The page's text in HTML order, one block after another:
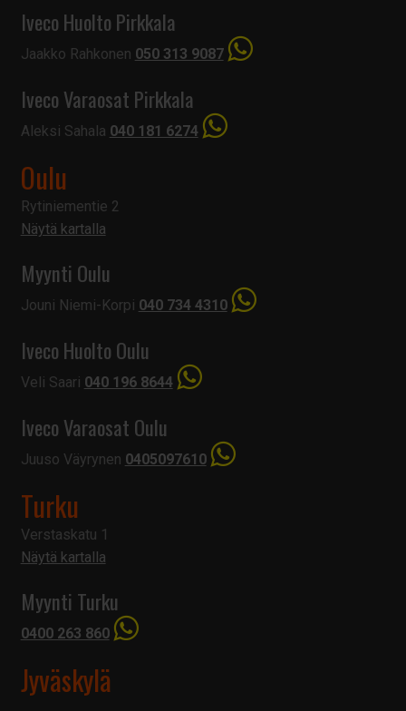
Iveco Huolto Pirkkala
Jaakko Rahkonen 050 313 9087
Iveco Varaosat Pirkkala
Aleksi Sahala 040 181 6274
Oulu
Rytiniementie 2
Näytä kartalla
Myynti Oulu
Jouni Niemi-Korpi 040 734 4310
Iveco Huolto Oulu
Veli Saari 040 196 8644
Iveco Varaosat Oulu
Juuso Väyrynen 0405097610
Turku
Verstaskatu 1
Näytä kartalla
Myynti Turku
0400 263 860
Jyväskylä